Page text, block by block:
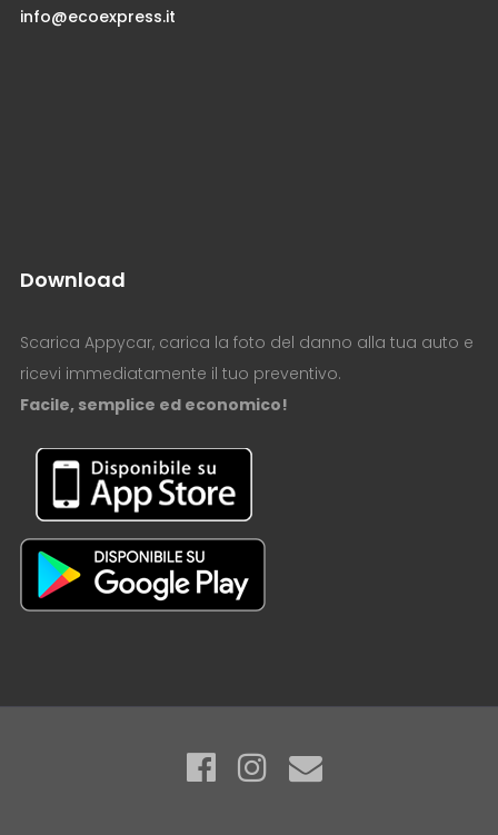
info@ecoexpress.it
Download
Scarica Appycar, carica la foto del danno alla tua auto e
ricevi immediatamente il tuo preventivo.
Facile, semplice ed economico!